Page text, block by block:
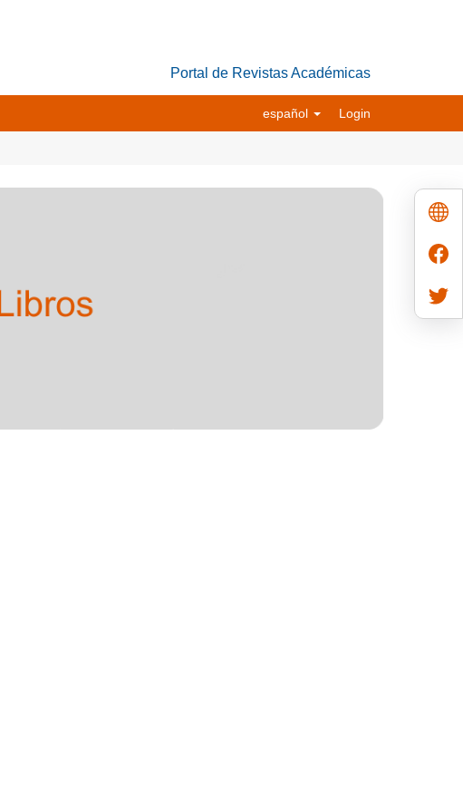
Portal de Revistas Académicas
español Login